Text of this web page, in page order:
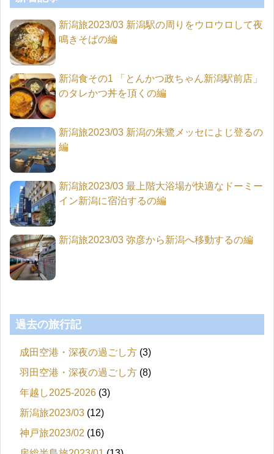
新潟旅2023/03 新潟駅の周りをウロウロして夜
鳴きそばの編
新潟食その1 「とんかつ政ちゃん新潟駅前店」
のタレかつ丼を頂くの編
新潟旅2023/03 新潟の朱鷺メッセによじ登るの
編
新潟旅2023/03 最上階大浴場が快適なドーミー
イン新潟に宿泊するの編
新潟旅2023/03 弥彦から新潟へ移動するの編
過去の旅行記
成田空港・深夜の過ごし方 (3)
羽田空港・深夜の過ごし方 (8)
年越し2025-2026 (3)
新潟旅2023/03 (12)
神戸旅2023/02 (16)